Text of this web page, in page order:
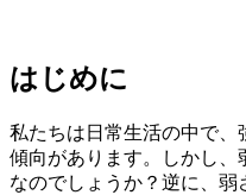
はじめに
私たちは日常生活の中で、
傾向があります。しかし
なのでしょうか？逆に、